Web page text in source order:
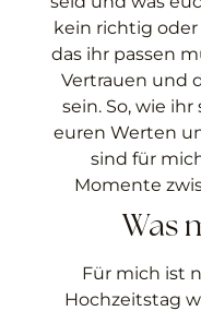
kein richtig oder
das ihr passen
Vertrauen und
sein. So, wie
euren Werten
sind für
Momente
Was
Für mich ist
Hochzeitstag